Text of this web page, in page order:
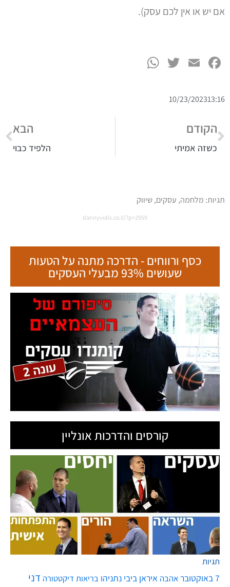
אם יש או אין לכם עסק).
Facebook
Email
Twitter
13:16
10/23/2023
הקודם
כשזה אמיתי
הבא
הלפיד כבוי
תגיות: מלחמה, עסקים,שיווק
dannyvidis.co.il/?p=2959
כסף ורווחים - הדרכה מתנה על הטעות
שעושים 93% מבעלי העסקים
קורסים והדרכות אונליין
תגיות
7 באוקטובר אהבה איראן ביבי נתניהו בריאות דיקטטורה דני